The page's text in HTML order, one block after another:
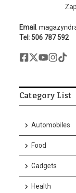
Email :
Tel: 506 787 592
Category List
Automobiles
Food
Gadgets
Health